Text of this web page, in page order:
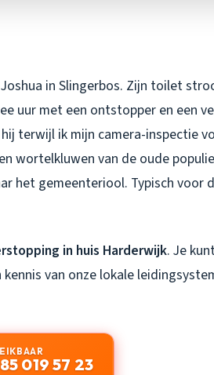
in Slingerbos. Zijn toilet
uur met een ontstopper en een
terwijl ik mijn camera-inspectie
wortelkluwen van de oude
het gemeenteriool. Typisch voor
in huis Harderwijk. Je
van onze lokale
019 57 23